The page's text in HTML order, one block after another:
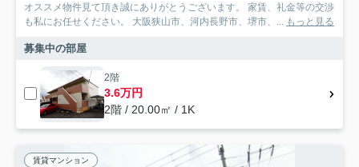
オススメ物件見て頂き誠にありがとうございます。 家賃、礼金等の交渉
も私にお任せください。 大阪狭山市、河内長野市、堺市、...
もっと見る
募集中の部屋
2階
3.6万円
2階 / 20.00㎡ / 1K
賃貸マンション